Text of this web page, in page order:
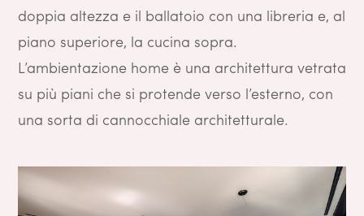
doppia altezza e il ballatoio con una libreria e, al
piano superiore, la cucina sopra.
L’ambientazione home è una architettura vetrata
su più piani che si protende verso l’esterno, con
una sorta di cannocchiale architetturale.